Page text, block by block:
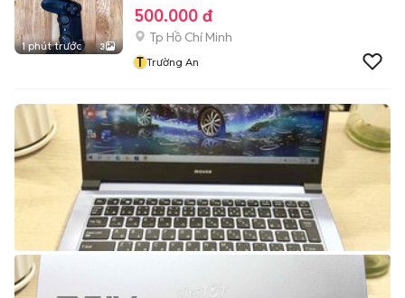
1 phút trước 3
500.000 đ
Tp Hồ Chí Minh
T Trường An